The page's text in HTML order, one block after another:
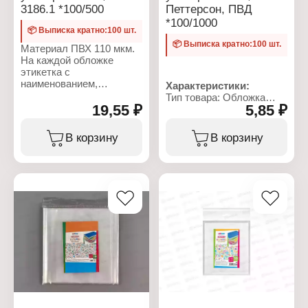
учебников
Особенность: для
учебников Петерсон и
Моро
Размер: 267х415 мм
Габаритные размеры:
267х415х0.8 мм
3186.1 *100/500
📦 Выписка кратно:100 шт.
Материал ПВХ 110 мкм.
На каждой обложке
этикетка с
наименованием,
производителем -
этикетка не оставляет
следов клея при снятии!
Размер: 272Х490 мм.
Характеристики:
Торговая марка:
DPSkanc
Артикул: 3186,1
Тип товара: Обложка
Назначение: для
учебников Петерсон,
Моро, Гейдман
Размер: 272х512 мм
Плотность: 110 мкм
Материал: ПВХ
Цвет: прозрачная
19,55 ₽
В корзину
Петтерсон, ПВД
*100/1000
📦 Выписка кратно:100 шт.
Характеристики:
Тип товара: Обложка
учебников Петерсон
Вариация:
Универсальная
5,85 ₽
В корзину